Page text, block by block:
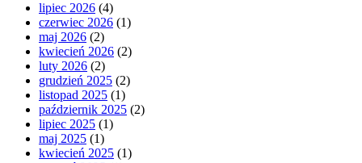
lipiec 2026 (4)
czerwiec 2026 (1)
maj 2026 (2)
kwiecień 2026 (2)
luty 2026 (2)
grudzień 2025 (2)
listopad 2025 (1)
październik 2025 (2)
lipiec 2025 (1)
maj 2025 (1)
kwiecień 2025 (1)